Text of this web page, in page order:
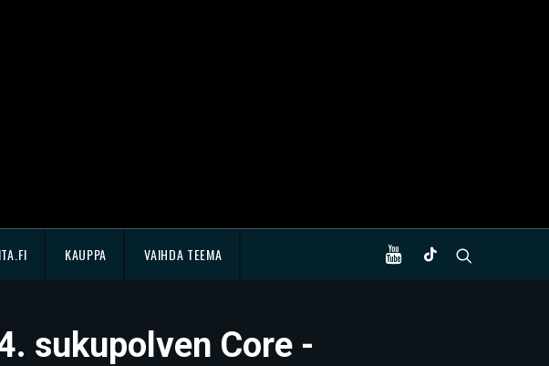
KAUPPA VAIHDA TEEMA
sukupolven Core -